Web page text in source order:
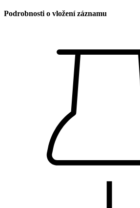
Podrobnosti o vložení záznamu